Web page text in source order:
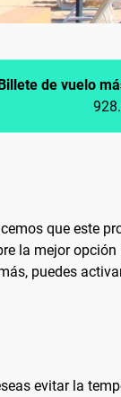
Billete de vuelo
que este
la mejor
puedes
evitar la